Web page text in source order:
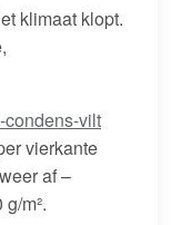
klimaat klopt.
condens-vilt
vierkante
af –
m².